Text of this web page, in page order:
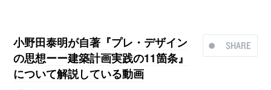
SHARE
小野田泰明が自著『プレ・デザイン
の思想ーー建築計画実践の11箇条』
について解説している動画